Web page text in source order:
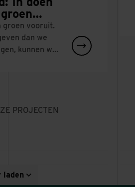
groen vooruit.
dan we
kunnen we
PROJECTEN
laden